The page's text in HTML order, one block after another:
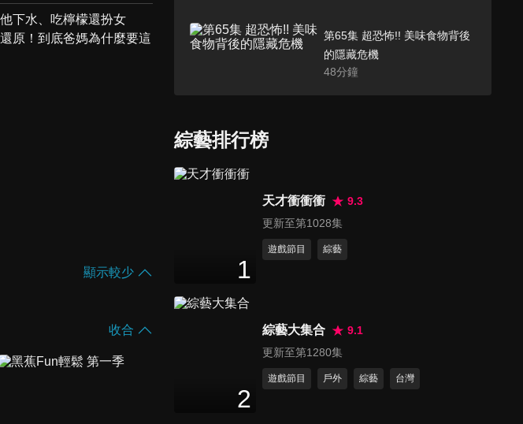
下水、吃檸檬還扮女
原！到底爸媽為什麼要這
顯示較少
收合
第65集 超恐怖!! 美味食物背後
的隱藏危機
48分鐘
第67集 她們是國中生心中的女
48分鐘
第69集 小宇宙暑期特別企劃!!
47 分鐘
綜藝排行榜
1
天才衝衝衝
9.3
更新至第1028集
遊戲節目 綜藝
2
綜藝大集合
9.1
更新至第1280集
遊戲節目 戶外 綜藝 台灣